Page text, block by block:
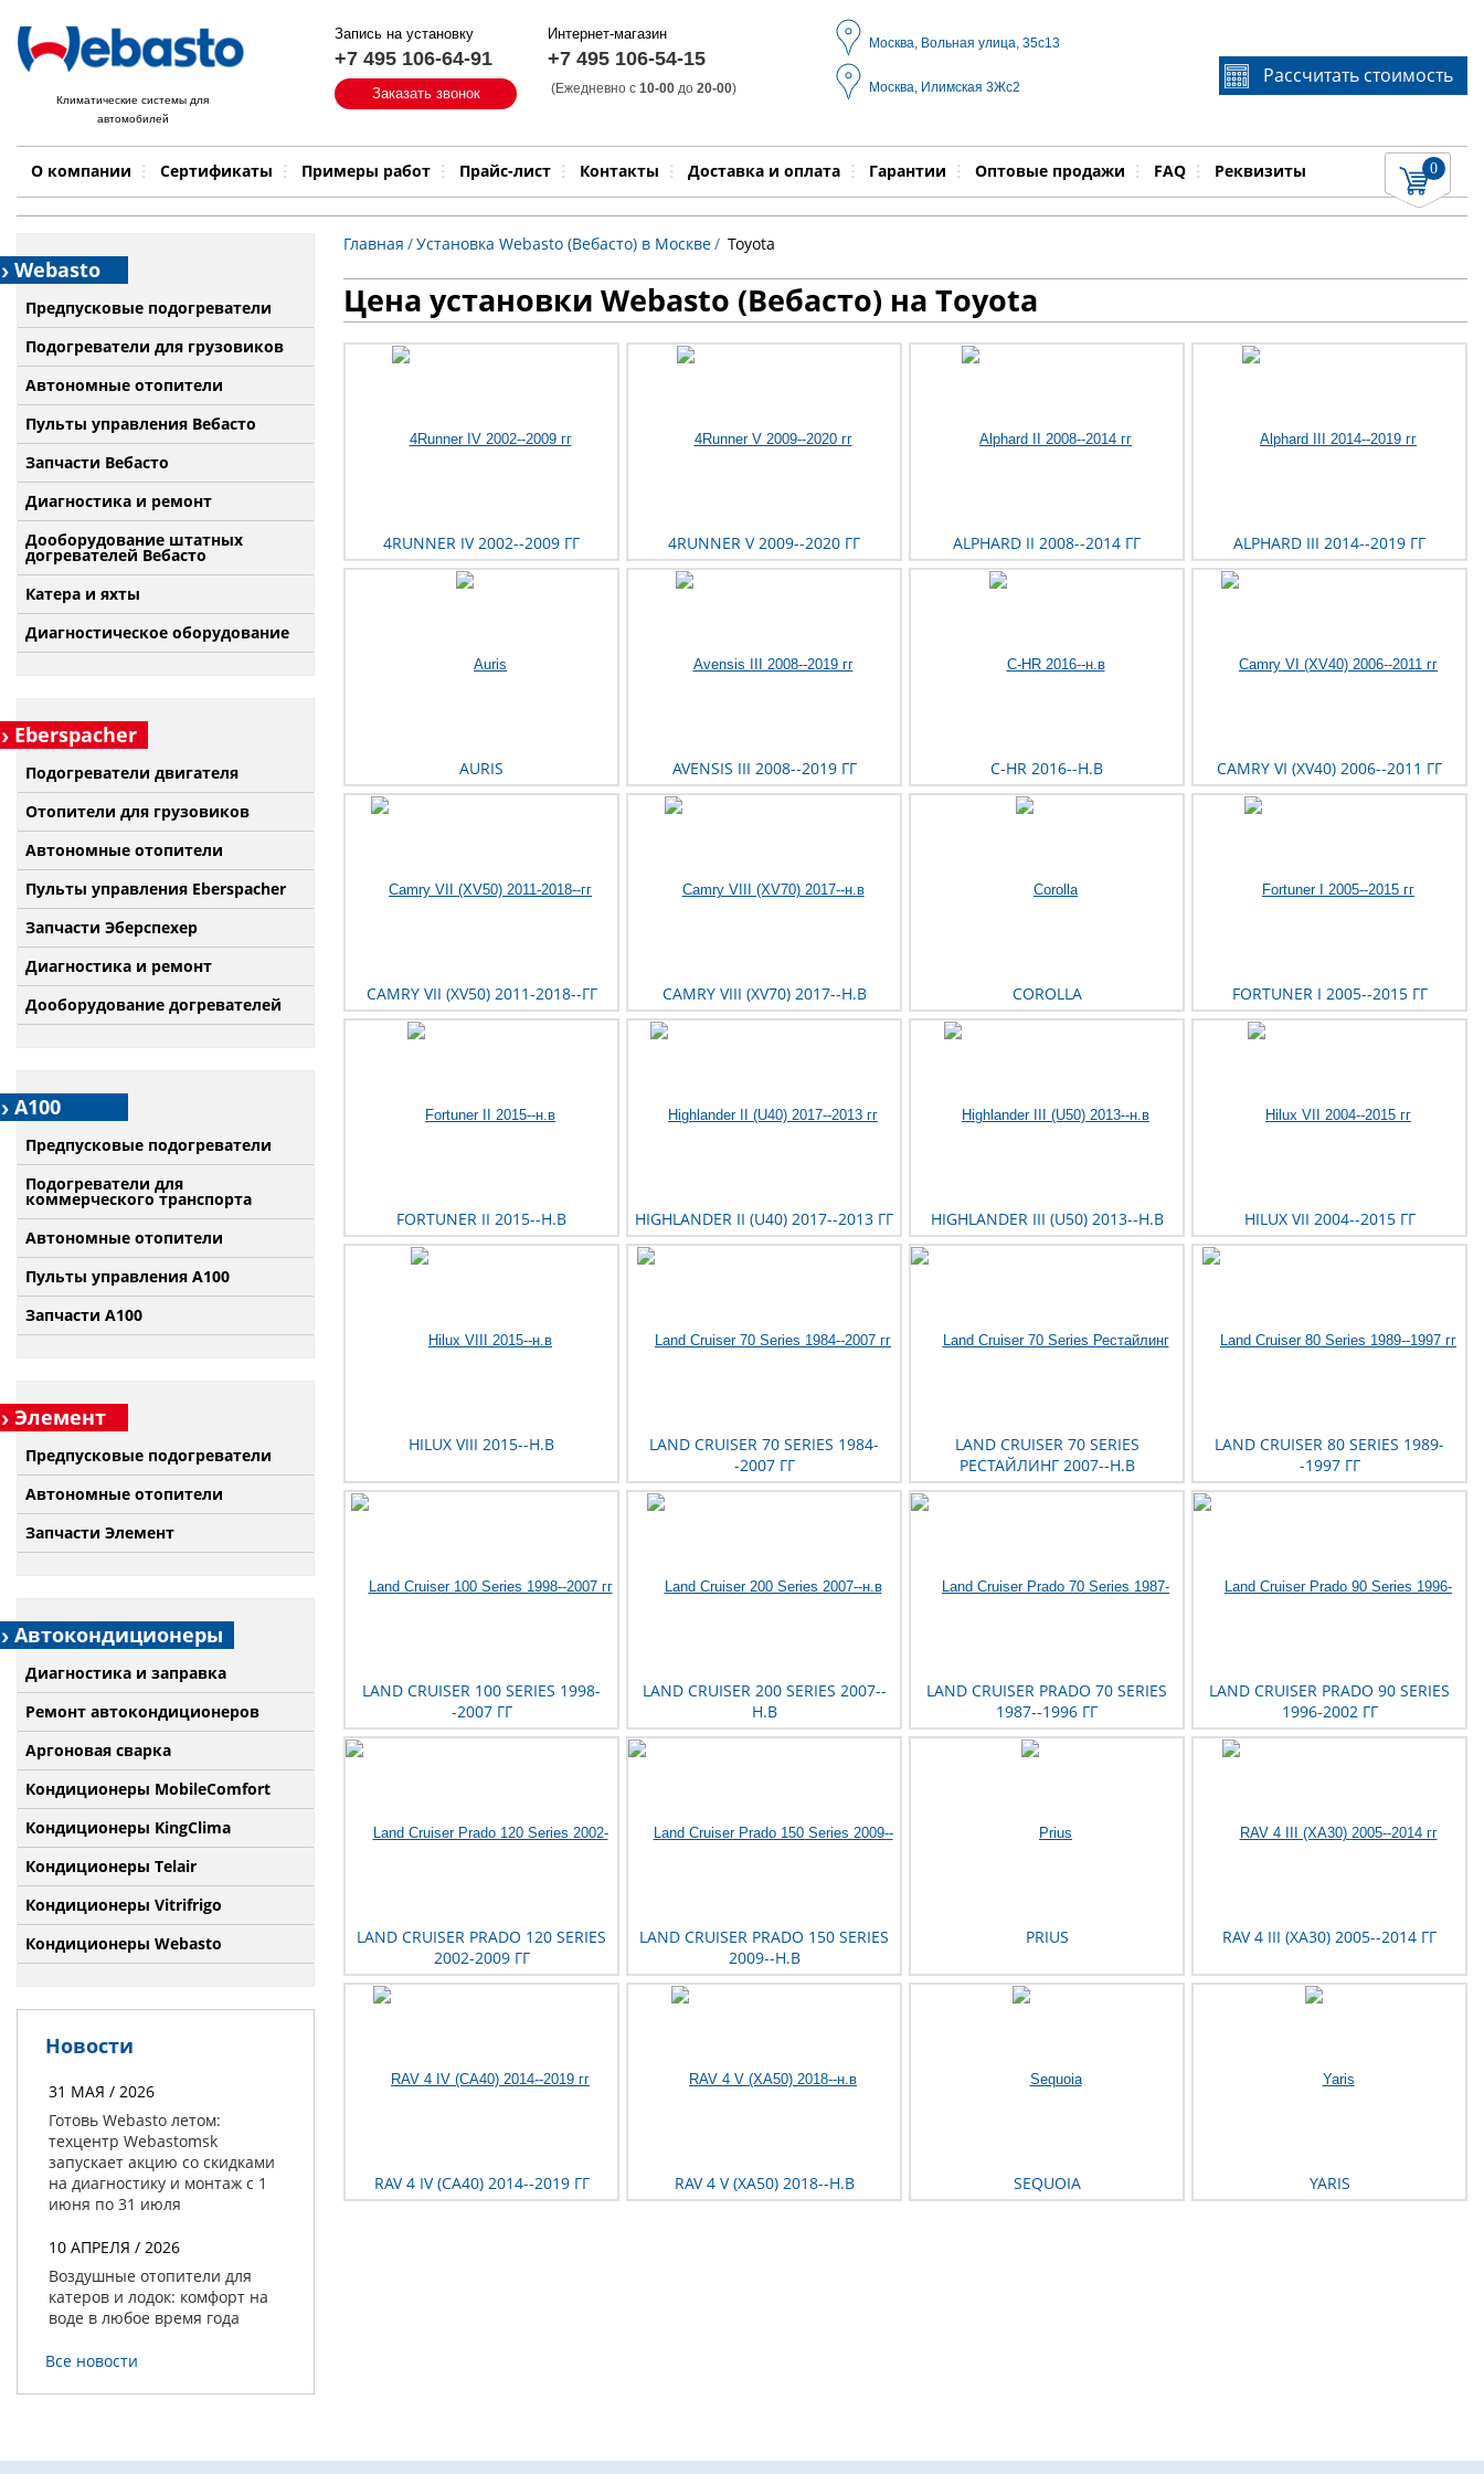
Климатические системы для
автомобилей
Запись на установку
+7 495 106-64-91
Заказать звонок
Интернет-магазин
+7 495 106-54-15
(Ежедневно с 10-00 до 20-00)
Москва, Вольная улица, 35с13
Москва, Илимская 3Жс2
Рассчитать стоимость
О компании Сертификаты Примеры работ Прайс-лист Контакты Доставка и оплата Гарантии Оптовые продажи FAQ Реквизиты 0
Быстрый поиск:
Если Вы не знаете идентификационный номер
запчасти, звоните по телефону+7 495 106-64-91, мы
Примеры работ Бренд Модель Выполняемые работы
Webasto
Предпусковые подогреватели
Подогреватели для грузовиков
Автономные отопители
Пульты управления Вебасто
Запчасти Вебасто
Диагностика и ремонт
Дооборудование штатных
догревателей Вебасто
Катера и яхты
Диагностическое оборудование
Eberspacher
Подогреватели двигателя
Отопители для грузовиков
Автономные отопители
Пульты управления Eberspacher
Запчасти Эберспехер
Диагностика и ремонт
Дооборудование догревателей
А100
Предпусковые подогреватели
Подогреватели для
коммерческого транспорта
Автономные отопители
Пульты управления A100
Запчасти А100
Элемент
Предпусковые подогреватели
Автономные отопители
Запчасти Элемент
Автокондиционеры
Диагностика и заправка
Ремонт автокондиционеров
Аргоновая сварка
Кондиционеры MobileComfort
Кондиционеры KingClima
Кондиционеры Telair
Кондиционеры Vitrifrigo
Кондиционеры Webasto
Новости
31 МАЯ / 2026
Готовь Webasto летом:
техцентр Webastomsk
запускает акцию со скидками
на диагностику и монтаж с 1
июня по 31 июля
10 АПРЕЛЯ / 2026
Воздушные отопители для
катеров и лодок: комфорт на
воде в любое время года
Все новости
Главная /Установка Webasto (Вебасто) в Москве/ Toyota
Цена установки Webasto (Вебасто) на Toyota
4RUNNER IV 2002--2009 ГГ 4RUNNER V 2009--2020 ГГ ALPHARD II 2008--2014 ГГ ALPHARD III 2014--2019 ГГ
AURIS AVENSIS III 2008--2019 ГГ C-HR 2016--Н.В CAMRY VI (XV40) 2006--2011 ГГ
CAMRY VII (XV50) 2011-2018--ГГ CAMRY VIII (XV70) 2017--Н.В COROLLA FORTUNER I 2005--2015 ГГ
FORTUNER II 2015--Н.В HIGHLANDER II (U40) 2017--2013 ГГ HIGHLANDER III (U50) 2013--Н.В HILUX VII 2004--2015 ГГ
HILUX VIII 2015--Н.В
LAND CRUISER 70 SERIES 1984-
-2007 ГГ
LAND CRUISER 70 SERIES
РЕСТАЙЛИНГ 2007--Н.В
LAND CRUISER 80 SERIES 1989-
-1997 ГГ
LAND CRUISER 100 SERIES 1998-
-2007 ГГ
LAND CRUISER 200 SERIES 2007--
Н.В
LAND CRUISER PRADO 70 SERIES
1987--1996 ГГ
LAND CRUISER PRADO 90 SERIES
1996-2002 ГГ
LAND CRUISER PRADO 120 SERIES
2002-2009 ГГ
LAND CRUISER PRADO 150 SERIES
2009--Н.В
PRIUS RAV 4 III (XA30) 2005--2014 ГГ
RAV 4 IV (CA40) 2014--2019 ГГ RAV 4 V (XA50) 2018--Н.В SEQUOIA YARIS